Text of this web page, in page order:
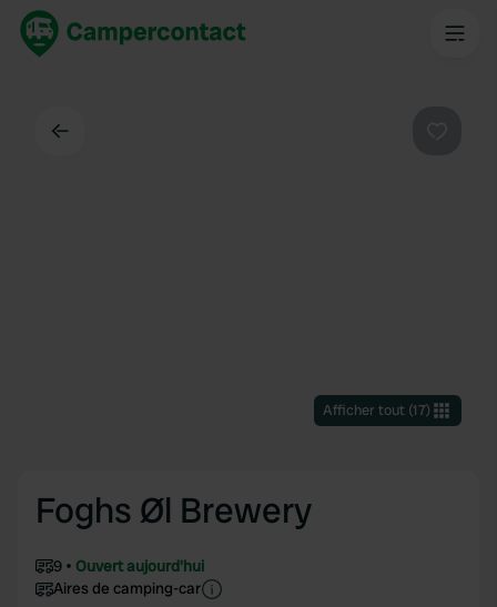
Afficher tout(17)
Foghs Øl Brewery
9
Ouvert aujourd'hui
Aires de camping-car